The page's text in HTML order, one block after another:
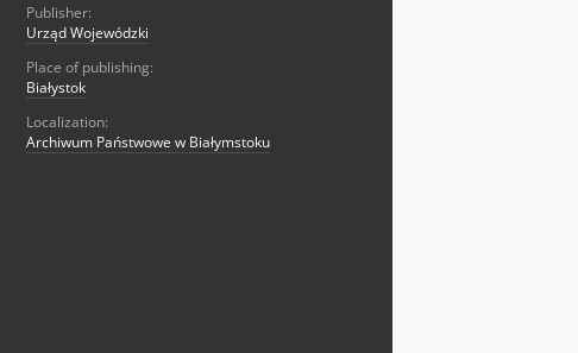
Publisher:
Urząd Wojewódzki
Place of publishing:
Białystok
Localization:
Archiwum Państwowe w Białymstoku